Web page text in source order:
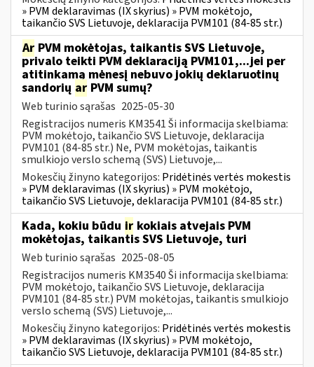
» PVM deklaravimas (IX skyrius) » PVM mokėtojo,
taikančio SVS Lietuvoje, deklaracija PVM101 (84-85 str.)
Ar PVM mokėtojas, taikantis SVS Lietuvoje,
privalo teikti PVM deklaraciją PVM101,...jei per
atitinkamą mėnesį nebuvo jokių deklaruotinų
sandorių ar PVM sumų?
Web turinio sąrašas 2025-05-30
Registracijos numeris KM3541 Ši informacija skelbiama:
PVM mokėtojo, taikančio SVS Lietuvoje, deklaracija
PVM101 (84-85 str.) Ne, PVM mokėtojas, taikantis
smulkiojo verslo schemą (SVS) Lietuvoje,...
Mokesčių žinyno kategorijos: Pridėtinės vertės mokestis
» PVM deklaravimas (IX skyrius) » PVM mokėtojo,
taikančio SVS Lietuvoje, deklaracija PVM101 (84-85 str.)
Kada, kokiu būdu ir kokiais atvejais PVM
mokėtojas, taikantis SVS Lietuvoje, turi
Web turinio sąrašas 2025-08-05
Registracijos numeris KM3540 Ši informacija skelbiama:
PVM mokėtojo, taikančio SVS Lietuvoje, deklaracija
PVM101 (84-85 str.) PVM mokėtojas, taikantis smulkiojo
verslo schemą (SVS) Lietuvoje,...
Mokesčių žinyno kategorijos: Pridėtinės vertės mokestis
» PVM deklaravimas (IX skyrius) » PVM mokėtojo,
taikančio SVS Lietuvoje, deklaracija PVM101 (84-85 str.)